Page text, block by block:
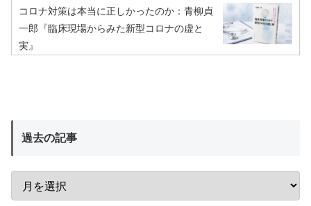
コロナ対策は本当に正しかったのか：青柳貞
一郎『臨床現場からみた新型コロナの虚と
実』
過去の記事